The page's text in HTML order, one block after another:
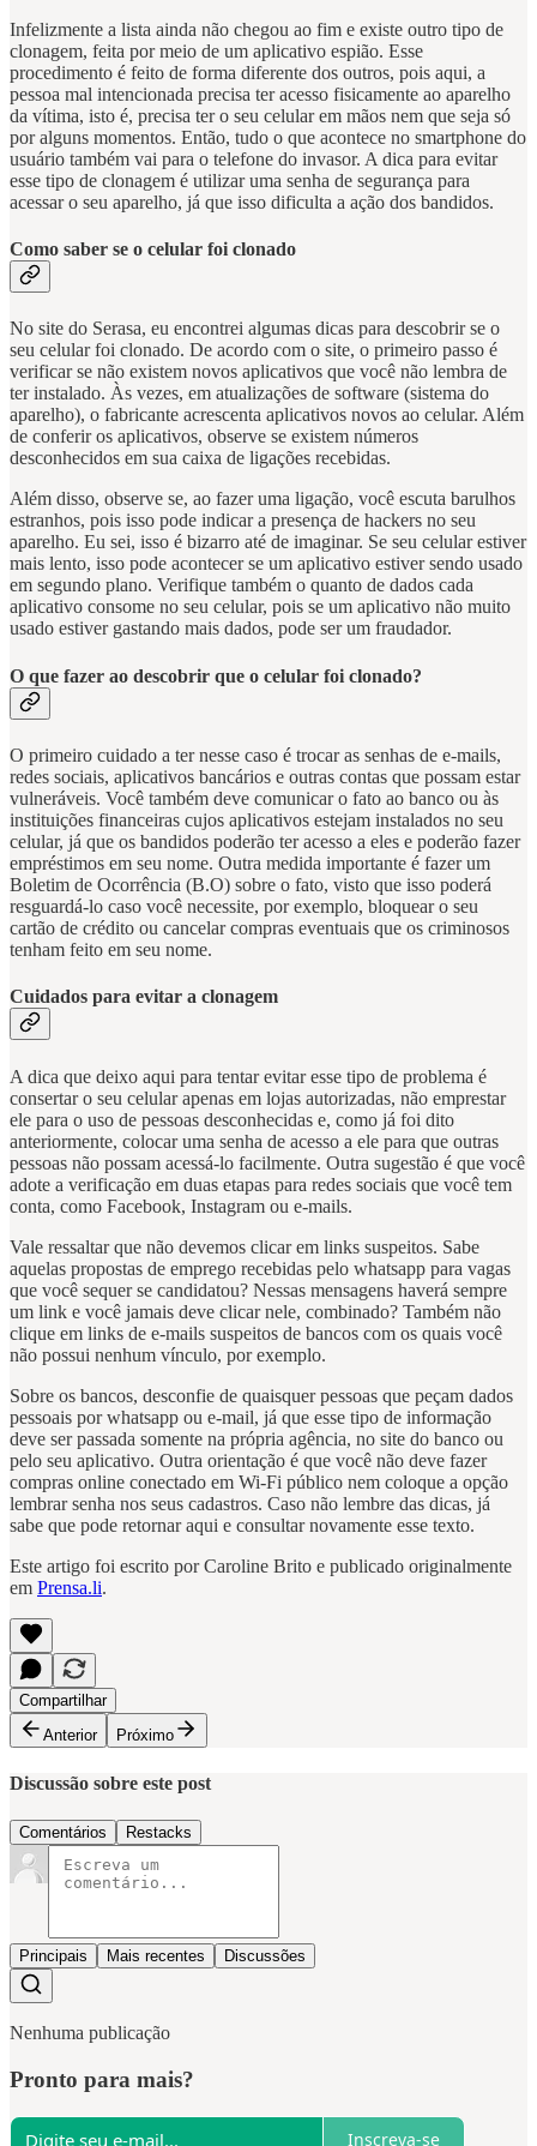
Infelizmente a lista ainda não chegou ao fim e existe outro tipo de
clonagem, feita por meio de um aplicativo espião. Esse
procedimento é feito de forma diferente dos outros, pois aqui, a
pessoa mal intencionada precisa ter acesso fisicamente ao aparelho
da vítima, isto é, precisa ter o seu celular em mãos nem que seja só
por alguns momentos. Então, tudo o que acontece no smartphone do
usuário também vai para o telefone do invasor. A dica para evitar
esse tipo de clonagem é utilizar uma senha de segurança para
acessar o seu aparelho, já que isso dificulta a ação dos bandidos.
Como saber se o celular foi clonado
No site do Serasa, eu encontrei algumas dicas para descobrir se o
seu celular foi clonado. De acordo com o site, o primeiro passo é
verificar se não existem novos aplicativos que você não lembra de
ter instalado. Às vezes, em atualizações de software (sistema do
aparelho), o fabricante acrescenta aplicativos novos ao celular. Além
de conferir os aplicativos, observe se existem números
desconhecidos em sua caixa de ligações recebidas.
Além disso, observe se, ao fazer uma ligação, você escuta barulhos
estranhos, pois isso pode indicar a presença de hackers no seu
aparelho. Eu sei, isso é bizarro até de imaginar. Se seu celular estiver
mais lento, isso pode acontecer se um aplicativo estiver sendo usado
em segundo plano. Verifique também o quanto de dados cada
aplicativo consome no seu celular, pois se um aplicativo não muito
usado estiver gastando mais dados, pode ser um fraudador.
O que fazer ao descobrir que o celular foi clonado?
O primeiro cuidado a ter nesse caso é trocar as senhas de e-mails,
redes sociais, aplicativos bancários e outras contas que possam estar
vulneráveis. Você também deve comunicar o fato ao banco ou às
instituições financeiras cujos aplicativos estejam instalados no seu
celular, já que os bandidos poderão ter acesso a eles e poderão fazer
empréstimos em seu nome. Outra medida importante é fazer um
Boletim de Ocorrência (B.O) sobre o fato, visto que isso poderá
resguardá-lo caso você necessite, por exemplo, bloquear o seu
cartão de crédito ou cancelar compras eventuais que os criminosos
tenham feito em seu nome.
Cuidados para evitar a clonagem
A dica que deixo aqui para tentar evitar esse tipo de problema é
consertar o seu celular apenas em lojas autorizadas, não emprestar
ele para o uso de pessoas desconhecidas e, como já foi dito
anteriormente, colocar uma senha de acesso a ele para que outras
pessoas não possam acessá-lo facilmente. Outra sugestão é que você
adote a verificação em duas etapas para redes sociais que você tem
conta, como Facebook, Instagram ou e-mails.
Vale ressaltar que não devemos clicar em links suspeitos. Sabe
aquelas propostas de emprego recebidas pelo whatsapp para vagas
que você sequer se candidatou? Nessas mensagens haverá sempre
um link e você jamais deve clicar nele, combinado? Também não
clique em links de e-mails suspeitos de bancos com os quais você
não possui nenhum vínculo, por exemplo.
Sobre os bancos, desconfie de quaisquer pessoas que peçam dados
pessoais por whatsapp ou e-mail, já que esse tipo de informação
deve ser passada somente na própria agência, no site do banco ou
pelo seu aplicativo. Outra orientação é que você não deve fazer
compras online conectado em Wi-Fi público nem coloque a opção
lembrar senha nos seus cadastros. Caso não lembre das dicas, já
sabe que pode retornar aqui e consultar novamente esse texto.
Este artigo foi escrito por Caroline Brito e publicado originalmente
em Prensa.li.
Compartilhar
Anterior
Próximo
Discussão sobre este post
Comentários Restacks
Principais Mais recentes Discussões
Nenhuma publicação
Pronto para mais?
Inscreva-se